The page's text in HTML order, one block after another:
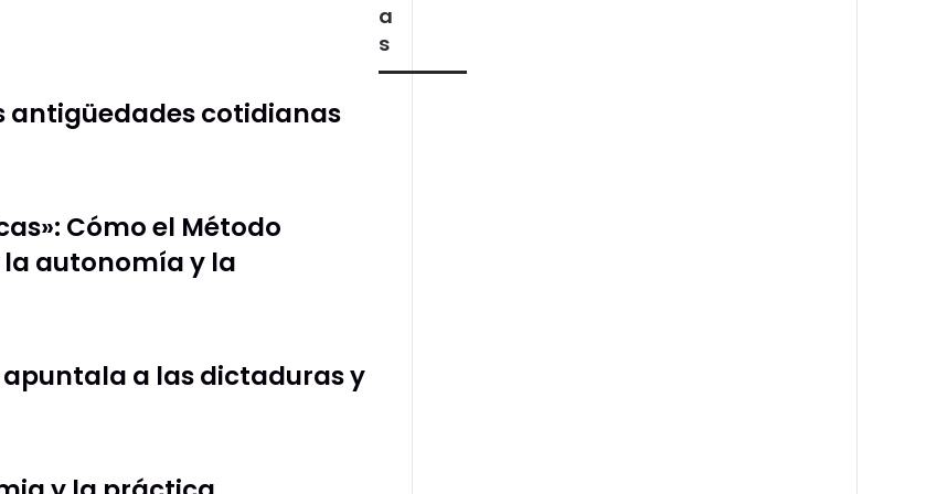
a
s
antigüedades cotidianas
Cómo el Método
la autonomía y la
apuntala a las dictaduras y